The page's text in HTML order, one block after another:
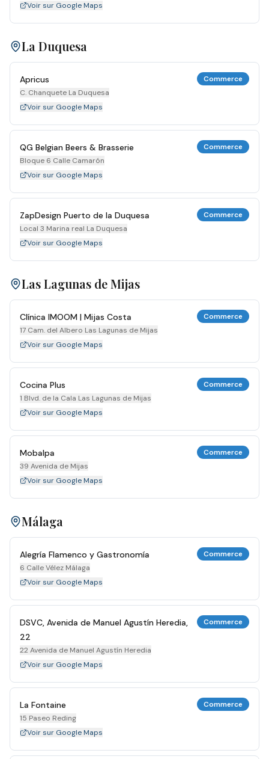
Voir sur Google Maps
La Duquesa
Apricus
C. Chanquete La Duquesa
Commerce
Voir sur Google Maps
QG Belgian Beers & Brasserie
Bloque 6 Calle Camarón
Commerce
Voir sur Google Maps
ZapDesign Puerto de la Duquesa
Local 3 Marina real La Duquesa
Commerce
Voir sur Google Maps
Las Lagunas de Mijas
Clínica IMOOM | Mijas Costa
17 Cam. del Albero Las Lagunas de Mijas
Commerce
Voir sur Google Maps
Cocina Plus
1 Blvd. de la Cala Las Lagunas de Mijas
Commerce
Voir sur Google Maps
Mobalpa
39 Avenida de Mijas
Commerce
Voir sur Google Maps
Málaga
Alegría Flamenco y Gastronomía
6 Calle Vélez Málaga
Commerce
Voir sur Google Maps
DSVC, Avenida de Manuel Agustín Heredia,
22
22 Avenida de Manuel Agustín Heredia
Commerce
Voir sur Google Maps
La Fontaine
15 Paseo Reding
Commerce
Voir sur Google Maps